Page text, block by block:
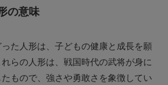
の意味
た人形は、子どもの健康と成長を願
らの人形は、戦国時代の武将が身に
もので、強さや勇敢さを象徴してい